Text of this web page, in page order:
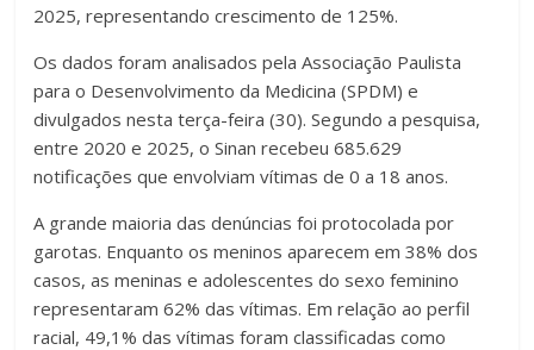
2025, representando crescimento de 125%.
Os dados foram analisados pela Associação Paulista
para o Desenvolvimento da Medicina (SPDM) e
divulgados nesta terça-feira (30). Segundo a pesquisa,
entre 2020 e 2025, o Sinan recebeu 685.629
notificações que envolviam vítimas de 0 a 18 anos.
A grande maioria das denúncias foi protocolada por
garotas. Enquanto os meninos aparecem em 38% dos
casos, as meninas e adolescentes do sexo feminino
representaram 62% das vítimas. Em relação ao perfil
racial, 49,1% das vítimas foram classificadas como